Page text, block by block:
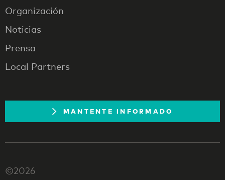
Organización
Noticias
Prensa
Local Partners
MANTENTE INFORMADO
©2026